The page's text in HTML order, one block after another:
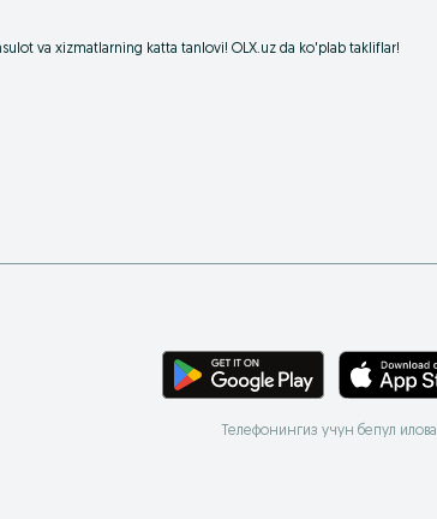
va xizmatlarning katta tanlovi! OLX.uz da ko'plab takliflar!
Телефонингиз учун бепул илова